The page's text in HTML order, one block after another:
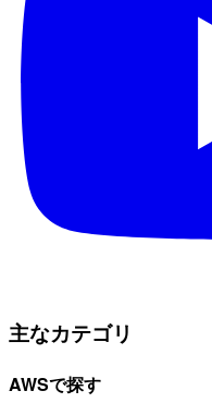
主なカテゴリ
AWSで探す